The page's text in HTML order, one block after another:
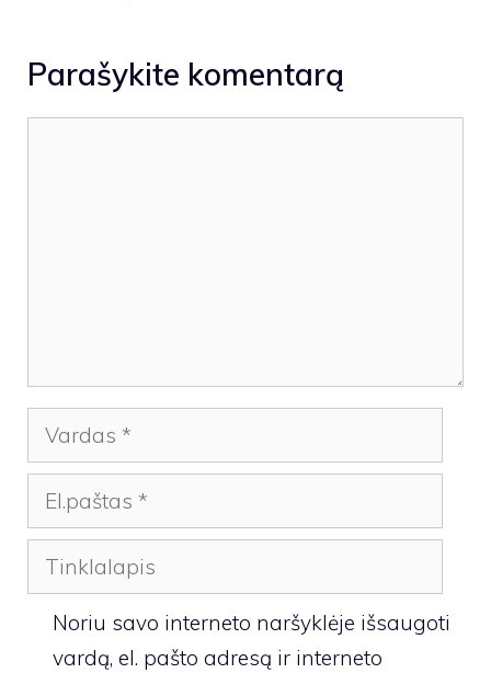
Parašykite komentarą
Vardas
El.paštas
Tinklalapis
Noriu savo interneto naršyklėje išsaugoti
vardą, el. pašto adresą ir interneto